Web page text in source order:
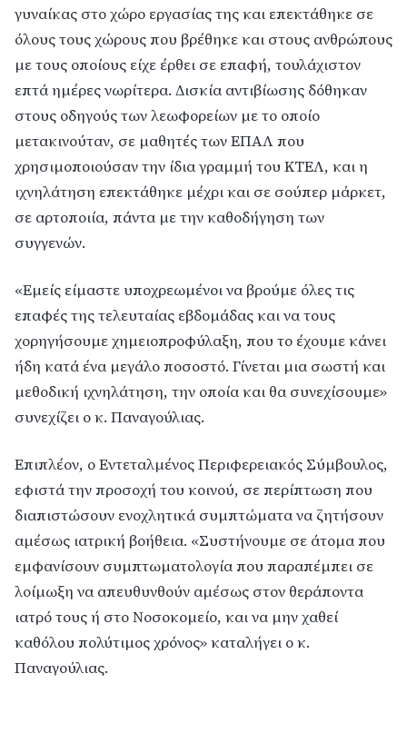
γυναίκας στο χώρο εργασίας της και επεκτάθηκε σε
όλους τους χώρους που βρέθηκε και στους ανθρώπους
με τους οποίους είχε έρθει σε επαφή, τουλάχιστον
επτά ημέρες νωρίτερα. Δισκία αντιβίωσης δόθηκαν
στους οδηγούς των λεωφορείων με το οποίο
μετακινούταν, σε μαθητές των ΕΠΑΛ που
χρησιμοποιούσαν την ίδια γραμμή του ΚΤΕΛ, και η
ιχνηλάτηση επεκτάθηκε μέχρι και σε σούπερ μάρκετ,
σε αρτοποιία, πάντα με την καθοδήγηση των
συγγενών.
«Εμείς είμαστε υποχρεωμένοι να βρούμε όλες τις
επαφές της τελευταίας εβδομάδας και να τους
χορηγήσουμε χημειοπροφύλαξη, που το έχουμε κάνει
ήδη κατά ένα μεγάλο ποσοστό. Γίνεται μια σωστή και
μεθοδική ιχνηλάτηση, την οποία και θα συνεχίσουμε»
συνεχίζει ο κ. Παναγούλιας.
Επιπλέον, ο Εντεταλμένος Περιφερειακός Σύμβουλος,
εφιστά την προσοχή του κοινού, σε περίπτωση που
διαπιστώσουν ενοχλητικά συμπτώματα να ζητήσουν
αμέσως ιατρική βοήθεια. «Συστήνουμε σε άτομα που
εμφανίσουν συμπτωματολογία που παραπέμπει σε
λοίμωξη να απευθυνθούν αμέσως στον θεράποντα
ιατρό τους ή στο Νοσοκομείο, και να μην χαθεί
καθόλου πολύτιμος χρόνος» καταλήγει ο κ.
Παναγούλιας.